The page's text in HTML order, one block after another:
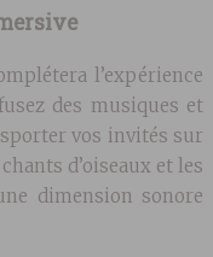
l’expérience
des musiques et
vos invités sur
d’oiseaux et les
dimension sonore